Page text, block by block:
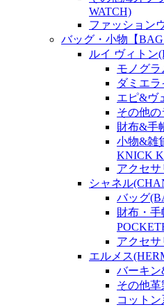
WATCH)
ファッション
バッグ・小物【BAG
ルイ ヴィトン
モノグ
ダミエ
エピ&ヴ
その他
財布&手
小物&雑
KNICK
アクセサ
シャネル
バッグ
財布・手
アクセサ
エルメス
バーキ
その他
コット